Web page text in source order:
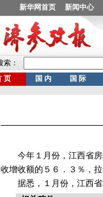
今年１月份，江西省房
收增收额的５６．３％，
据悉，１月份，江西省